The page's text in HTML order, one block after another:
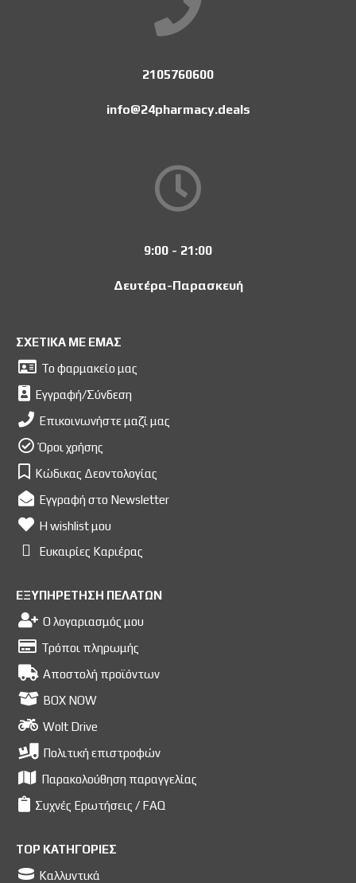
2105760600
info@24pharmacy.deals
9:00 - 21:00
Δευτέρα-Παρασκευή
ΣΧΕΤΙΚΑ ΜΕ ΕΜΑΣ
Το φαρμακείο μας
Εγγραφή/Σύνδεση
Επικοινωνήστε μαζί μας
Όροι χρήσης
Κώδικας Δεοντολογίας
Εγγραφή στο Newsletter
Η wishlist μου
Ευκαιρίες Kαριέρας
ΕΞΥΠΗΡΕΤΗΣΗ ΠΕΛΑΤΩΝ
Ο λογαριασμός μου
Τρόποι πληρωμής
Αποστολή προϊόντων
BOX NOW
Wolt Drive
Πολιτική επιστροφών
Παρακολούθηση παραγγελίας
Συχνές Ερωτήσεις / FAQ
TOP ΚΑΤΗΓΟΡΙΕΣ
Καλλυντικά